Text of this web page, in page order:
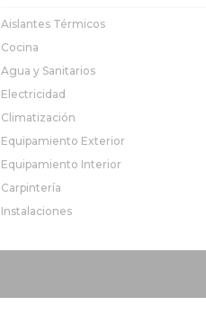
Aislantes Térmicos
Cocina
Agua y Sanitarios
Electricidad
Climatización
Equipamiento Exterior
Equipamiento Interior
Carpintería
Instalaciones